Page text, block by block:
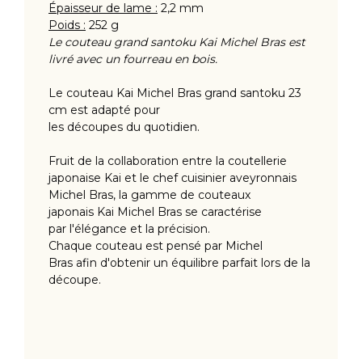
Épaisseur de lame : 2,2 mm
Poids : 252 g
Le couteau grand santoku Kai Michel Bras est
livré avec un fourreau en bois.
Le couteau Kai Michel Bras grand santoku 23
cm est adapté pour
les découpes du quotidien.
Fruit de la collaboration entre la coutellerie
japonaise Kai et le chef cuisinier aveyronnais
Michel Bras, la gamme de couteaux
japonais Kai Michel Bras se caractérise
par l'élégance et la précision.
Chaque couteau est pensé par Michel
Bras afin d'obtenir un équilibre parfait lors de la
découpe.